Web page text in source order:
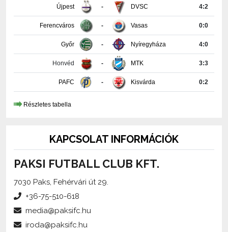
Ferencváros Vasas 0:0
Győr Nyíregyháza 4:0
Honvéd MTK 3:3
PAFC Kisvárda 0:2
Részletes tabella
PAKSI FUTBALL CLUB KFT.
7030 Paks, Fehérvári út 29.